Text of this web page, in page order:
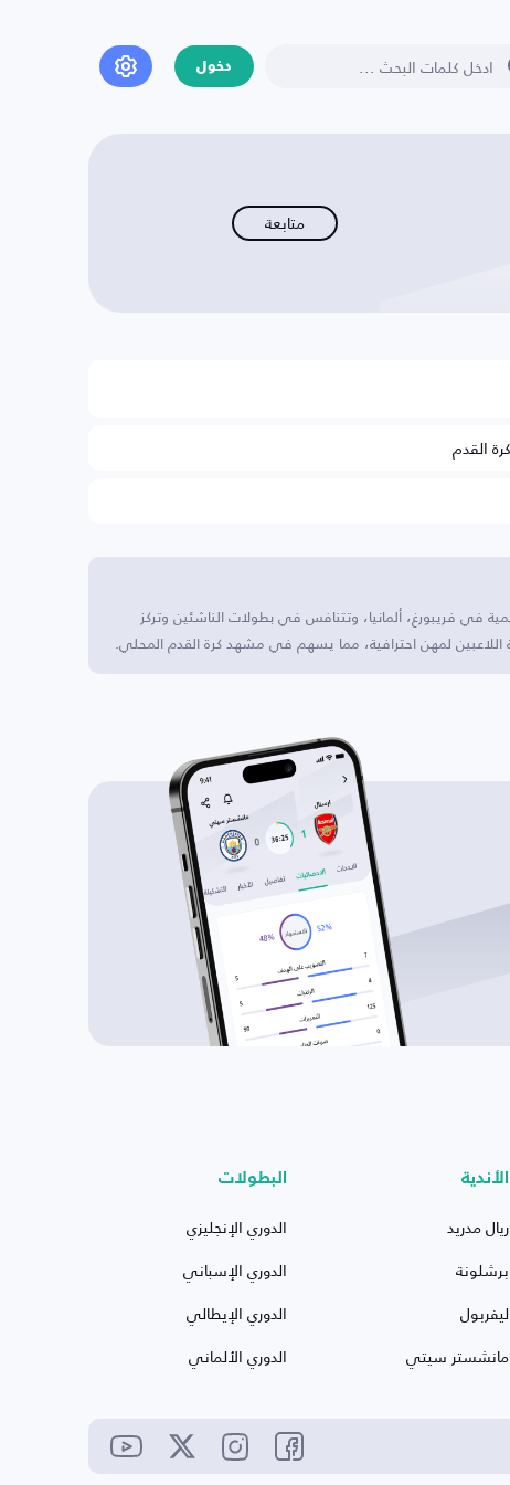
دخول
متابعة
القدم
في فريبورغ، ألمانيا، وتتنافس في بطولات الناشئين وتركز
لمهن احترافية، مما يسهم في مشهد كرة القدم المحلي.
الأندية
ريال مدريد
برشلونة
ليفربول
مانشستر سيتي
البطولات
الدوري الإنجليزي
الدوري الإسباني
الدوري الإيطالي
الدوري الألماني